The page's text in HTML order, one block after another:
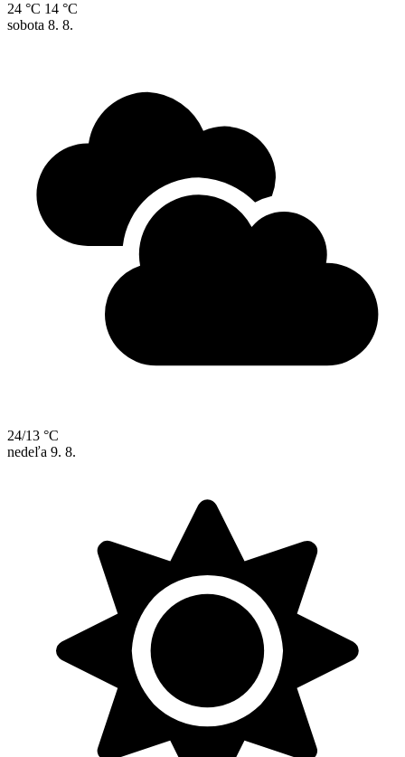
24 °C 14 °C
sobota 8. 8.
24/13 °C
nedeľa 9. 8.